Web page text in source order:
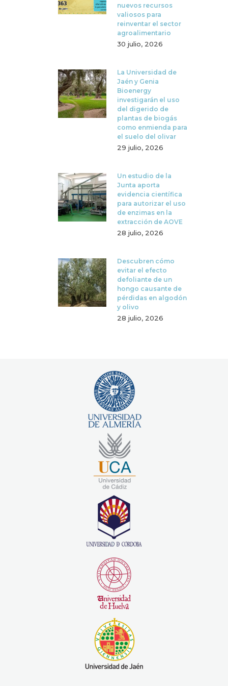
nuevos recursos
valiosos para
reinventar el sector
agroalimentario
30 julio, 2026
La Universidad de
Jaén y Genia
Bioenergy
investigarán el uso
del digerido de
plantas de biogás
como enmienda para
el suelo del olivar
29 julio, 2026
Un estudio de la
Junta aporta
evidencia científica
para autorizar el uso
de enzimas en la
extracción de AOVE
28 julio, 2026
Descubren cómo
evitar el efecto
defoliante de un
hongo causante de
pérdidas en algodón
y olivo
28 julio, 2026